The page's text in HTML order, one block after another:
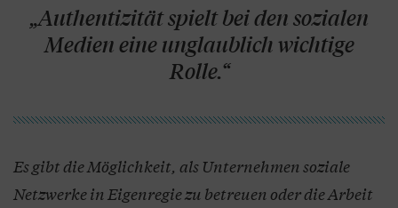
„Authentizität spielt bei den sozialen
Medien eine unglaublich wichtige
Rolle.“
Es gibt die Möglichkeit, als Unternehmen soziale
Netzwerke in Eigenregie zu betreuen oder die Arbeit